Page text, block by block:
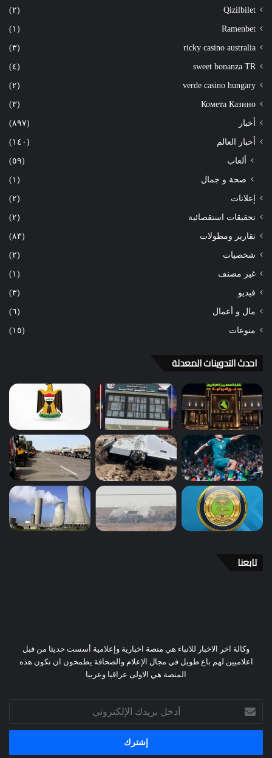
Qizilbilet (٢)
Ramenbet (١)
ricky casino australia (٣)
sweet bonanza TR (٤)
verde casino hungary (٢)
Комета Казино (٣)
أخبار (٨٩٧)
أخبار العالم (١٤٠)
ألعاب
(٥٩)
صحة و جمال
(١)
إعلانات (٢)
تحقيقات استقصائية (٢)
تقارير ومطولات (٨٣)
شخصيات (٢)
غير مصنف (١)
فيديو (٣)
مال و أعمال (٦)
منوعات (١٥)
احدث التدوينات المعدلة
تابعنا
وكالة اخر الاخبار للانباء هي منصة اخبارية وإعلامية أسست حديثا من قبل
اعلاميين لهم باع طويل في مجال الإعلام والصحافة يطمحون ان تكون هذه
المنصة هي الاولى عراقيا وعربيا
بريدك
الإلكتروني